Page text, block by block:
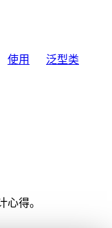
使用 泛型类
心得。